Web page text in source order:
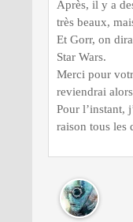
Après, il y a
très beaux,
Et Gorr, on
Star Wars.
Merci pour
reviendrai
Pour l’instant,
raison tous